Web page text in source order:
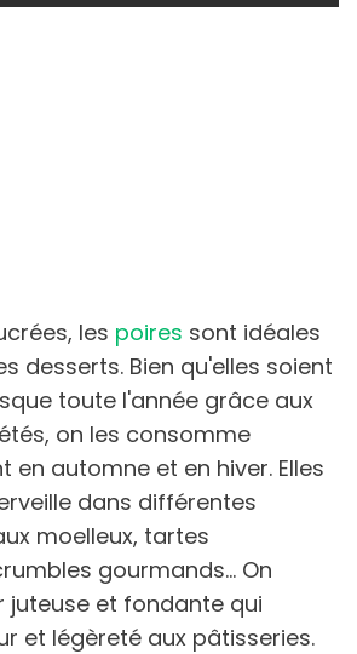
les poires sont idéales
desserts. Bien qu'elles soient
toute l'année grâce aux
on les consomme
en automne et en hiver. Elles
dans différentes
moelleux, tartes
gourmands… On
juteuse et fondante qui
et légèreté aux pâtisseries.